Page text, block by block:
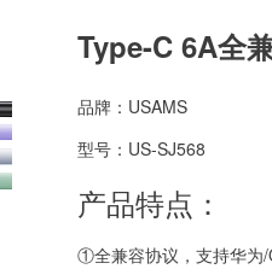
Type-C 6A全
品牌：USAMS
型号：US-SJ568
产品特点：
①全兼容协议，支持华为/